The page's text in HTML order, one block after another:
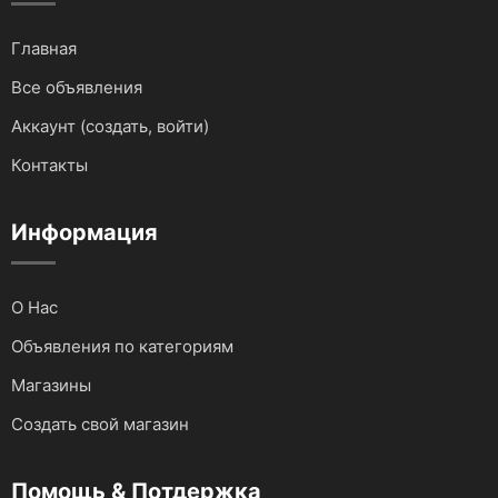
Для мототехники
Главная
Все объявления
Аккаунт (создать, войти)
Контакты
Информация
О Нас
Объявления по категориям
Магазины
Создать свой магазин
Помощь & Потдержка